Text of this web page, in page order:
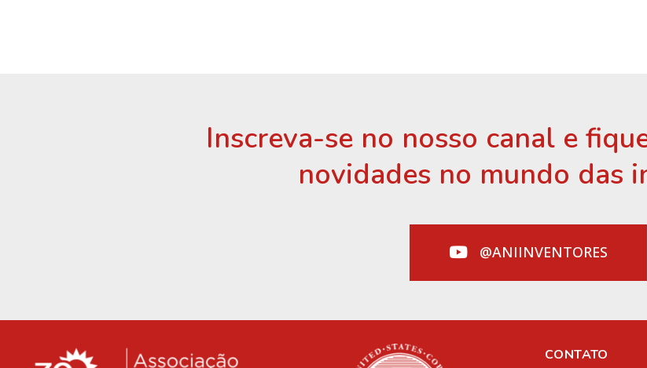
Inscreva-se no nosso canal e
novidades no mundo das
@ANIINVENTORES
CONTATO